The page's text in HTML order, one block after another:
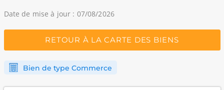
Date de mise à jour : 07/08/2026
RETOUR À LA CARTE DES BIENS
Bien de type Commerce